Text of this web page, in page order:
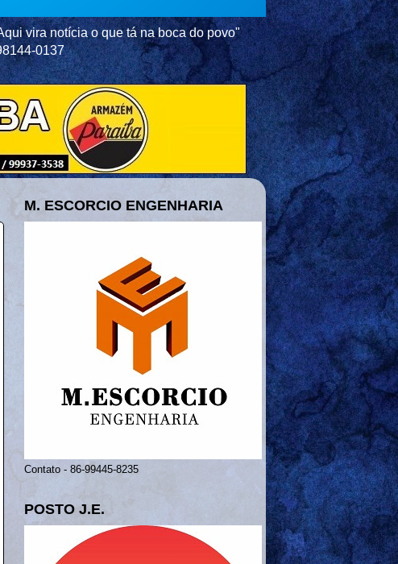
vira notícia o que tá na boca do povo"
0137
M. ESCORCIO ENGENHARIA
Contato - 86-99445-8235
POSTO J.E.